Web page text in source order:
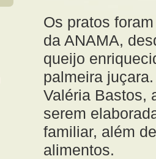
Os pratos
da ANAMA,
queijo
palmeira
Valéria Bastos,
serem
familiar, além
alimentos.